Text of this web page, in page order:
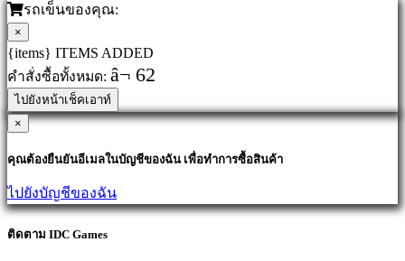
รถเข็นของคุณ:
×
{items} ITEMS ADDED
คำสั่งซื้อทั้งหมด: â¬ 62
ไปยังหน้าเช็คเอาท์
×
คุณต้องยืนยันอีเมลในบัญชีของฉัน เพื่อทำการซื้อสินค้า
ไปยังบัญชีของฉัน
ติดตาม IDC Games